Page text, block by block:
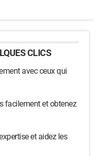
CLICS
avec ceux qui
facilement et obtenez
et aidez les